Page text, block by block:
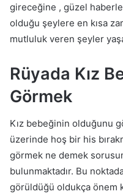
gireceğine , güzel
olduğu şeylere en kısa
mutluluk veren şeyler
Rüyada Kız
Görmek
Kız bebeğinin olduğunu
üzerinde hoş bir his
görmek ne demek
bulunmaktadır. Bu
görüldüğü oldukça önem